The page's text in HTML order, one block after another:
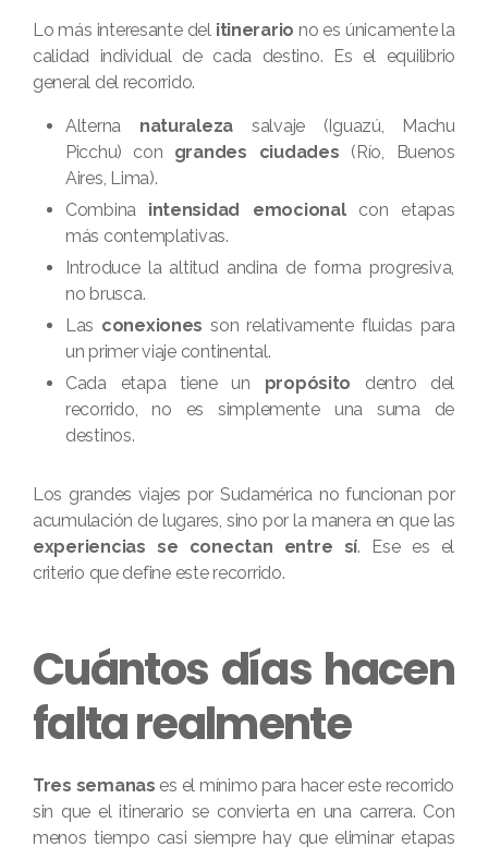
Lo más interesante del itinerario no es únicamente la
calidad individual de cada destino. Es el equilibrio
general del recorrido.
Alterna naturaleza salvaje (Iguazú, Machu
Picchu) con grandes ciudades (Río, Buenos
Aires, Lima).
Combina intensidad emocionalcon etapas
más contemplativas.
Introduce la altitud andina de forma progresiva,
no brusca.
Las conexiones son relativamente fluidas para
un primer viaje continental.
Cada etapa tiene un propósito dentro del
recorrido, no es simplemente una suma de
destinos.
Los grandes viajes por Sudamérica no funcionan por
acumulación de lugares, sino por la manera en que las
experiencias se conectan entre sí. Ese es el
criterio que define este recorrido.
Cuántos días hacen
falta realmente
Tres semanas es el mínimo para hacer este recorrido
sin que el itinerario se convierta en una carrera. Con
menos tiempo casi siempre hay que eliminar etapas